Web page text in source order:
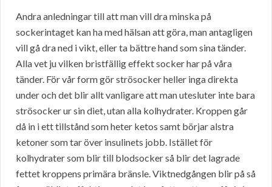
Andra anledningar till att man vill dra minska på
sockerintaget kan ha med hälsan att göra, man antagligen
vill gå dra ned i vikt, eller ta bättre hand som sina tänder.
Alla vet ju vilken bristfällig effekt socker har på våra
tänder. För vår form gör strösocker heller inga direkta
under och det blir allt vanligare att man utesluter inte bara
strösocker ur sin diet, utan alla kolhydrater. Kroppen går
då in i ett tillstånd som heter ketos samt börjar alstra
ketoner som tar över insulinets jobb. Istället för
kolhydrater som blir till blodsocker så blir det lagrade
fettet kroppens primära bränsle. Viktnedgången blir på så